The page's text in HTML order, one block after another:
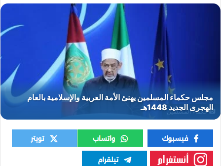
حكماء المسلمين